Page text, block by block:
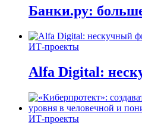
Банки.ру:
ИТ-проекты
Alfa Digital:
ИТ-проекты